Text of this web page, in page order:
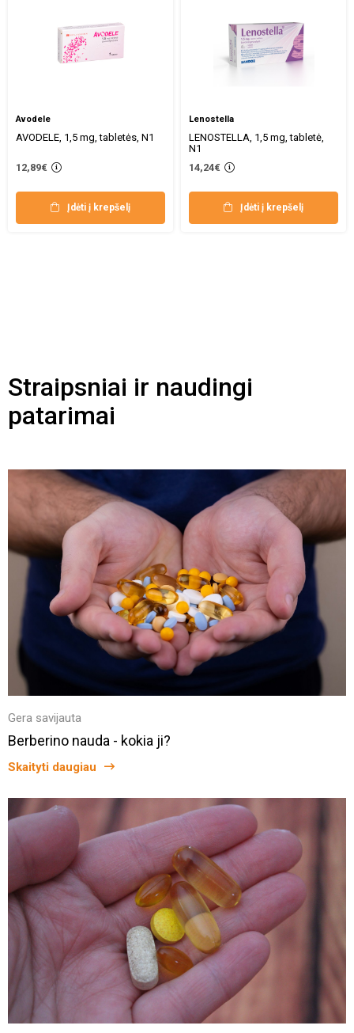
Avodele
AVODELE, 1,5 mg, tabletės, N1
12,89€
Įdėti į krepšelį
Lenostella
LENOSTELLA, 1,5 mg, tabletė,
N1
14,24€
Įdėti į krepšelį
Straipsniai ir naudingi
patarimai
Gera savijauta
Berberino nauda - kokia ji?
Skaityti daugiau